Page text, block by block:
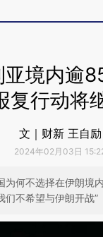
境内逾
复行动将
文｜财新 王自励
2024年02月03日
何不选择在伊朗境
们不希望与伊朗开战”